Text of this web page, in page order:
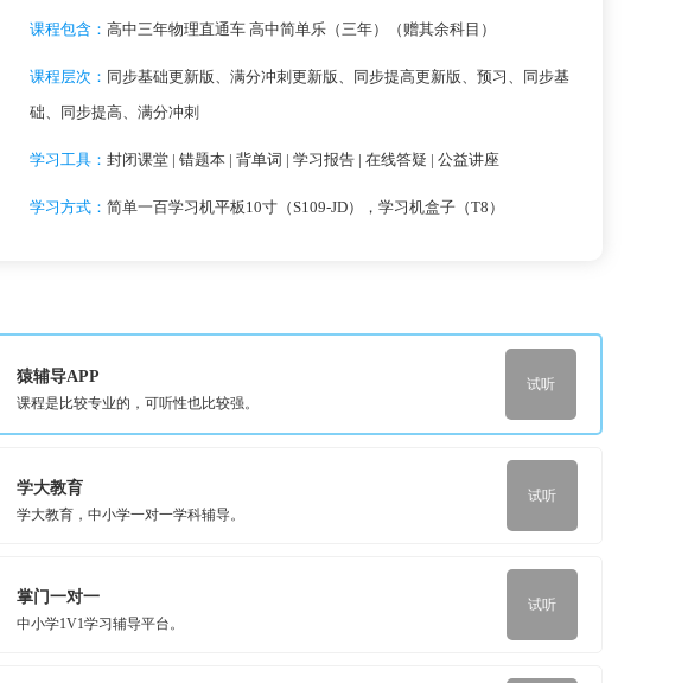
课程包含： 高中三年物理直通车 高中简单乐（三年）（赠其余科目）
课程层次： 同步基础更新版、满分冲刺更新版、同步提高更新版、预习、同步基
础、同步提高、满分冲刺
学习工具： 封闭课堂 | 错题本 | 背单词 | 学习报告 | 在线答疑 | 公益讲座
学习方式： 简单一百学习机平板10寸（S109-JD），学习机盒子（T8）
猿辅导APP
课程是比较专业的，可听性也比较强。
试听
学大教育
学大教育，中小学一对一学科辅导。
试听
掌门一对一
中小学1V1学习辅导平台。
试听